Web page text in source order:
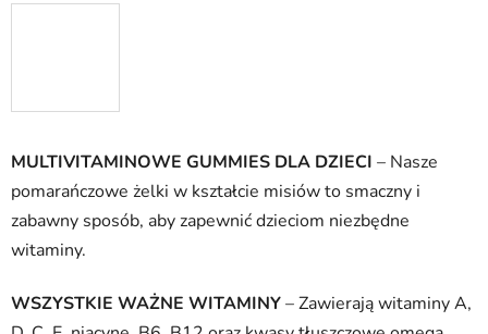
MULTIVITAMINOWE GUMMIES DLA DZIECI – Nasze
pomarańczowe żelki w kształcie misiów to smaczny i
zabawny sposób, aby zapewnić dzieciom niezbędne
witaminy.
WSZYSTKIE WAŻNE WITAMINY– Zawierają witaminy A,